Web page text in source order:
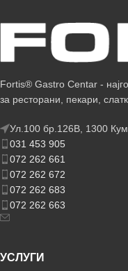
Fortis® Gastro Centar -
за ресторани, пекари,
Ул.100 бр.126В, 1300
031 453 905
072 262 661
072 262 672
072 262 683
072 262 663
УСЛУГИ